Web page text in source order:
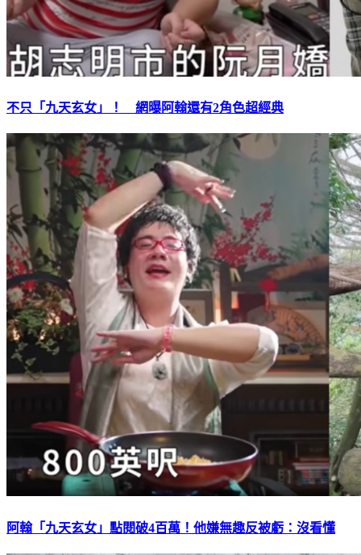
不只「九天玄女」！ 網曝阿翰還有2角色超經典
阿翰「九天玄女」點閱破4百萬！他嫌無趣反被虧：沒看懂